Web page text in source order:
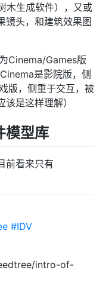
木生成软件），又或
镜头，和建筑效果图
Cinema/Games版
是影院版，侧
版，侧重于交互，被
是这样理解）
模型库
前看来只有
#IDV
intro-of-